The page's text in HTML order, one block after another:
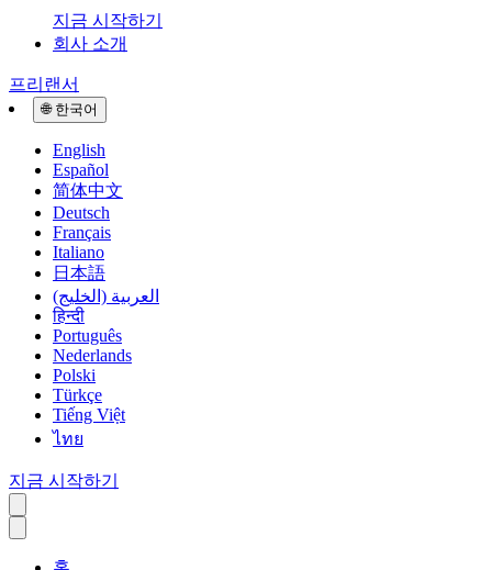
지금 시작하기
회사 소개
프리랜서
🌐 한국어
English
Español
简体中文
Deutsch
Français
Italiano
日本語
العربية (الخليج)
हिन्दी
Português
Nederlands
Polski
Türkçe
Tiếng Việt
ไทย
지금 시작하기